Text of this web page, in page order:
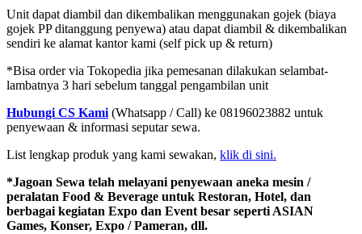
Unit dapat diambil dan dikembalikan menggunakan gojek (biaya
gojek PP ditanggung penyewa) atau dapat diambil & dikembalikan
sendiri ke alamat kantor kami (self pick up & return)
*Bisa order via Tokopedia jika pemesanan dilakukan selambat-
lambatnya 3 hari sebelum tanggal pengambilan unit
Hubungi CS Kami (Whatsapp / Call) ke 08196023882 untuk
penyewaan & informasi seputar sewa.
List lengkap produk yang kami sewakan, klik di sini.
*Jagoan Sewa telah melayani penyewaan aneka mesin /
peralatan Food & Beverage untuk Restoran, Hotel, dan
berbagai kegiatan Expo dan Event besar seperti ASIAN
Games, Konser, Expo / Pameran, dll.